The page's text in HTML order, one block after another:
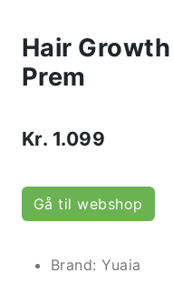
Hair
Prem
Kr. 1.099
Gå til webshop
Brand: Yuaia